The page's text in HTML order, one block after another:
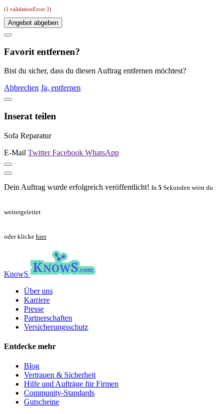
({ validationError })
Angebot abgeben
Favorit entfernen?
Bist du sicher, dass du diesen Auftrag entfernen möchtest?
Abbrechen Ja, entfernen
Inserat teilen
Sofa Reparatur
E-Mail TwitterFacebook WhatsApp
Dein Auftrag wurde erfolgreich veröffentlicht! In 5 Sekunden wirst du
weitergeleitet
oder klicke hier
KnowS
Über uns
Karriere
Presse
Partnerschaften
Versicherungsschutz
Entdecke mehr
Blog
Vertrauen & Sicherheit
Hilfe und Aufträge für Firmen
Community-Standards
Gutscheine